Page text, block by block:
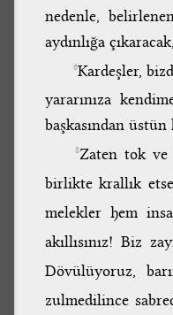
nedenle,
aydınlığa
6Kardeşler,
yararınıza
başkasından
8Zaten tok ve
birlikte krallık
melekler hem
akıllısınız! Biz
Dövülüyoruz,
zulmedilince